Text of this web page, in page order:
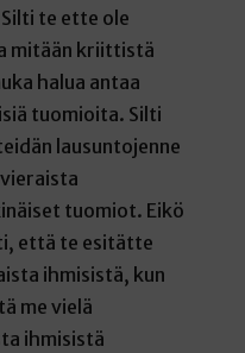
te ette ole
mitään kriittistä
halua antaa
tuomioita. Silti
lausuntojenne
tuomiot. Eikö
että te esitätte
ihmisistä, kun
me vielä
ihmisistä